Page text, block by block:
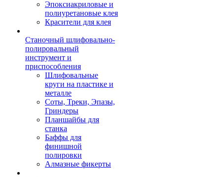
Эпоксиакриловые и
полиуретановые клея
Красители для клея
Станочный шлифовально-
полировальный
инструмент и
приспособления
Шлифовальные
круги на пластике и
металле
Соты, Треки, Эпазы,
Гриндеры
Планшайбы для
станка
Баффы для
финишной
полировки
Алмазные фикерты